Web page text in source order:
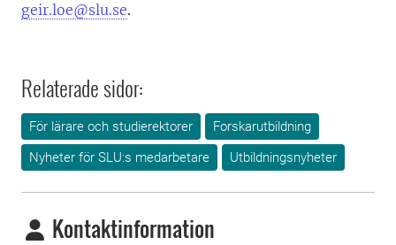
geir.loe@slu.se.
Relaterade sidor:
För lärare och studierektorer
Forskarutbildning
Nyheter för SLU:s medarbetare
Utbildningsnyheter
Kontaktinformation